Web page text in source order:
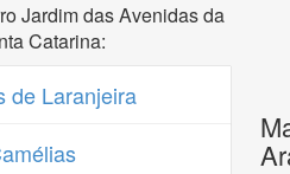
Jardim das Avenidas da
Catarina:
de Laranjeira